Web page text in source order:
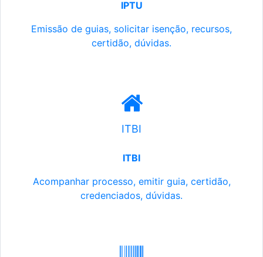
IPTU
Emissão de guias, solicitar isenção, recursos,
certidão, dúvidas.
ITBI
ITBI
Acompanhar processo, emitir guia, certidão,
credenciados, dúvidas.